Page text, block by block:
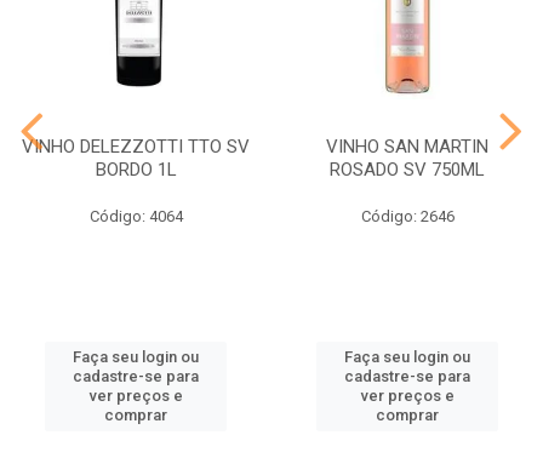
VINHO DELEZZOTTI TTO SV
BORDO 1L
Código: 4064
Faça seu login ou
cadastre-se para
ver preços e
comprar
VINHO SAN MARTIN
ROSADO SV 750ML
Código: 2646
Faça seu login ou
cadastre-se para
ver preços e
comprar